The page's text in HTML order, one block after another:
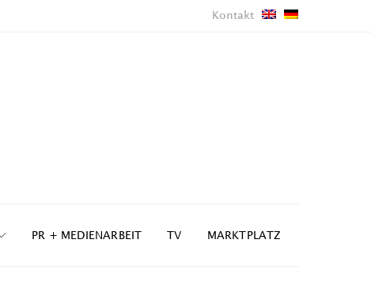
Kontakt
PR + MEDIENARBEIT TV MARKTPLATZ